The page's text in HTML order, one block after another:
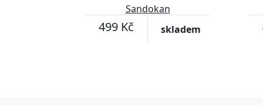
Sandokan
499 Kč skladem